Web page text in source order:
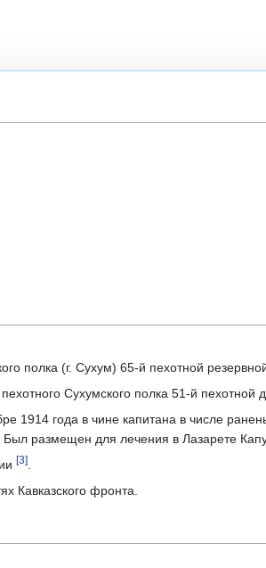
полка (г. Сухум) 65-й пехотной
Сухумского полка 51-й пехотной
1914 года в чине капитана в числе
. Был размещен для лечения в Лазарете
[3]
Кавказского фронта.